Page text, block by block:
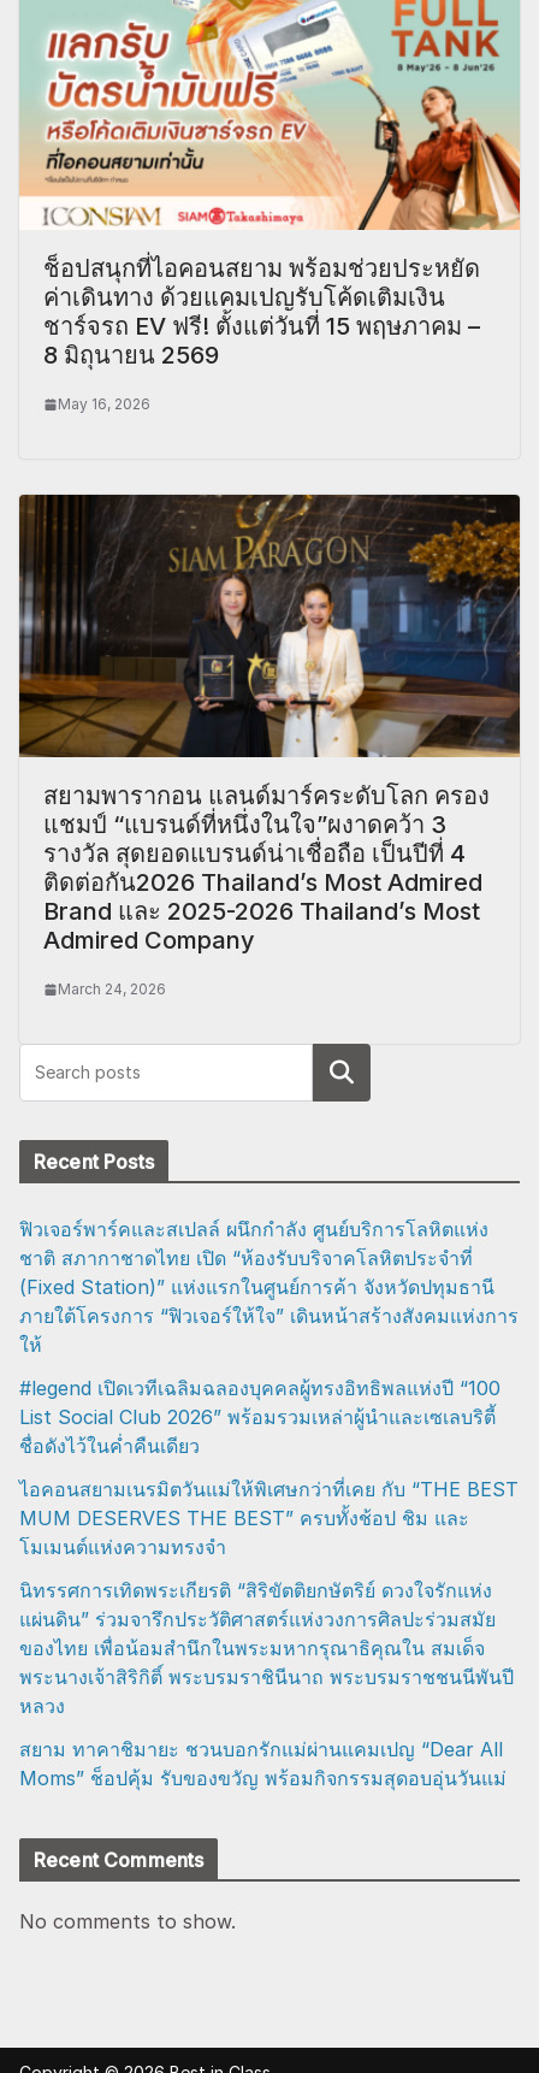
ช็อปสนุกที่ไอคอนสยาม พร้อมช่วยประหยัด
ค่าเดินทาง ด้วยแคมเปญรับโค้ดเติมเงิน
ชาร์จรถ EV ฟรี! ตั้งแต่วันที่ 15 พฤษภาคม –
8 มิถุนายน 2569
May 16, 2026
สยามพารากอน แลนด์มาร์คระดับโลก ครอง
แชมป์ “แบรนด์ที่หนึ่งในใจ”ผงาดคว้า 3
รางวัล สุดยอดแบรนด์น่าเชื่อถือ เป็นปีที่ 4
ติดต่อกัน2026 Thailand’s Most Admired
Brand และ 2025-2026 Thailand’s Most
Admired Company
March 24, 2026
Search
Recent Posts
ฟิวเจอร์พาร์คและสเปลล์ ผนึกกำลัง ศูนย์บริการโลหิตแห่ง
ชาติ สภากาชาดไทย เปิด “ห้องรับบริจาคโลหิตประจำที่
(Fixed Station)” แห่งแรกในศูนย์การค้า จังหวัดปทุมธานี
ภายใต้โครงการ “ฟิวเจอร์ให้ใจ” เดินหน้าสร้างสังคมแห่งการ
ให้
#legend เปิดเวทีเฉลิมฉลองบุคคลผู้ทรงอิทธิพลแห่งปี “100
List Social Club 2026” พร้อมรวมเหล่าผู้นำและเซเลบริตี้
ชื่อดังไว้ในค่ำคืนเดียว
ไอคอนสยามเนรมิตวันแม่ให้พิเศษกว่าที่เคย กับ “THE BEST
MUM DESERVES THE BEST” ครบทั้งช้อป ชิม และ
โมเมนต์แห่งความทรงจำ
นิทรรศการเทิดพระเกียรติ “สิริขัตติยกษัตริย์ ดวงใจรักแห่ง
แผ่นดิน” ร่วมจารึกประวัติศาสตร์แห่งวงการศิลปะร่วมสมัย
ของไทย เพื่อน้อมสำนึกในพระมหากรุณาธิคุณใน สมเด็จ
พระนางเจ้าสิริกิติ์ พระบรมราชินีนาถ พระบรมราชชนนีพันปี
หลวง
สยาม ทาคาชิมายะ ชวนบอกรักแม่ผ่านแคมเปญ “Dear All
Moms” ช็อปคุ้ม รับของขวัญ พร้อมกิจกรรมสุดอบอุ่นวันแม่
Recent Comments
No comments to show.